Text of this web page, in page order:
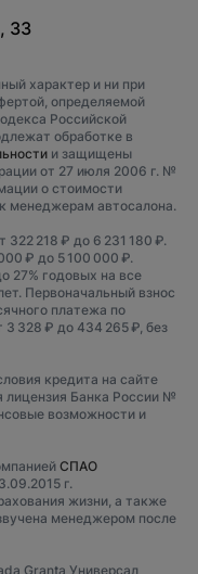
33
характер и ни при
определяемой
Российской
обработке в
и защищены
от 27 июля 2006 г. №
о стоимости
менеджерам автосалона.
322 218 ₽ до 6 231 180 ₽.
₽ до 5 100 000 ₽.
27% годовых на все
Первоначальный взнос
платежа по
3 328 ₽ до 434 265 ₽, без
кредита на сайте
лицензия Банка России №
возможности и
СПАО
г.
жизни, а также
менеджером после
Granta Универсал